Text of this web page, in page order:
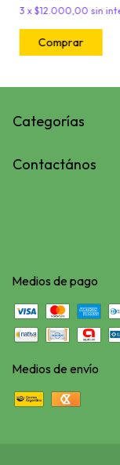
3 x $12.000,00 sin
Categorías
Contactános
Medios de pago
Medios de envío